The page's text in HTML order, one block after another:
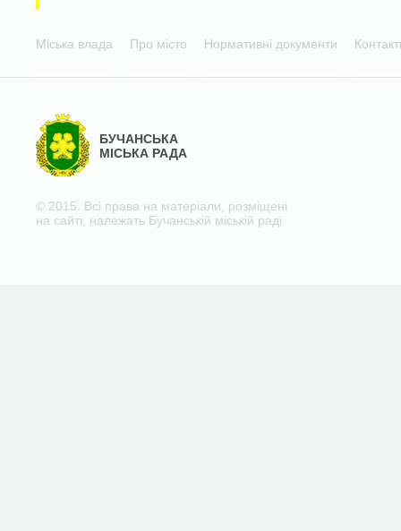
Міська влада Про місто Нормативні документи
БУЧАНСЬКА
МІСЬКА РАДА
© 2015. Всі права на матеріали, розміщені
на сайті, належать Бучанській міській раді